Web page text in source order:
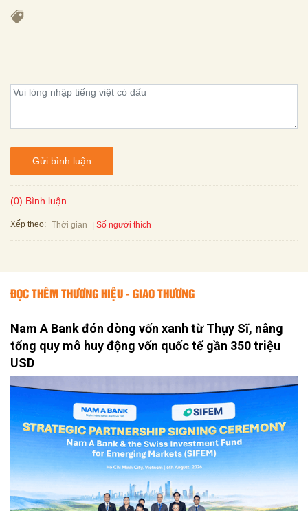
Gửi bình luận
(0) Bình luận
Xếp theo: Thời gian Số người thích
ĐỌC THÊM THƯƠNG HIỆU - GIAO THƯƠNG
Nam A Bank đón dòng vốn xanh từ Thụy Sĩ, nâng
tổng quy mô huy động vốn quốc tế gần 350 triệu
USD